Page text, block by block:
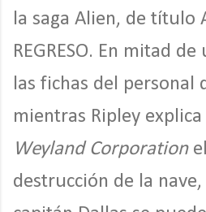
la saga Alien, de título
REGRESO. En mitad
las fichas del personal
mientras Ripley
Weyland Corporation
destrucción de la nave,